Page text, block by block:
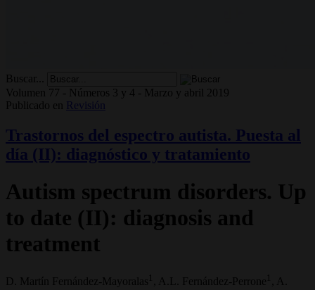
Buscar...
Volumen 77 - Números 3 y 4 - Marzo y abril 2019
Publicado en
Revisión
Trastornos del espectro autista. Puesta al
día (II): diagnóstico y tratamiento
Autism spectrum disorders. Up
to date (II): diagnosis and
treatment
D. Martín Fernández-Mayoralas 1 , A.L. Fernández-Perrone 1
, A.